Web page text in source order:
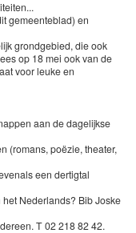
gemeenteblad) en
grondgebied, die ook
op 18 mei ook van de
voor leuke en
aan de dagelijkse
(romans, poëzie, theater,
een dertigtal
Nederlands? Bib Joske
T 02 218 82 42.